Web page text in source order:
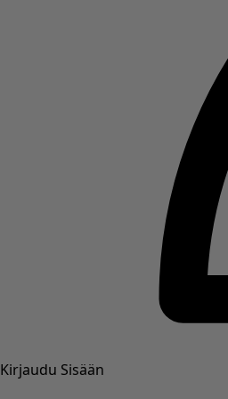
Kirjaudu Sisään